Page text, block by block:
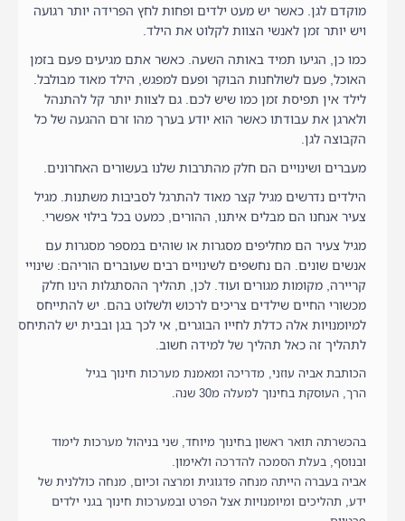
מוקדם לגן. כאשר יש מעט ילדים ופחות לחץ הפרידה יותר רגועה
ויש יותר זמן לאנשי הצוות לקלוט את הילד.
כמו כן, הגיעו תמיד באותה השעה. כאשר אתם מגיעים פעם בזמן
האוכל, פעם לשולחנות הבוקר ופעם למפגש, הילד מאוד מבולבל.
לילד אין תפיסת זמן כמו שיש לכם. גם לצוות יותר קל להתנהל
ולארגן את עבודתו כאשר הוא יודע בערך מהו זרם ההגעה של כל
הקבוצה לגן.
מעברים ושינויים הם חלק מהתרבות שלנו בעשורים האחרונים.
הילדים נדרשים מגיל קצר מאוד להתרגל לסביבות משתנות. מגיל
צעיר אנחנו הם מבלים איתנו, ההורים, כמעט בכל בילוי אפשרי.
מגיל צעיר הם מחליפים מסגרות או שוהים במספר מסגרות עם
אנשים שונים. הם נחשפים לשינויים רבים שעוברים הוריהם: שינויי
קריירה, מקומות מגורים ועוד. לכן, תהליך ההסתגלות הינו חלק
מכשורי החיים שילדים צריכים לרכוש ולשלוט בהם. יש להתייחס
למיומנויות אלה כדלת לחייו הבוגרים, אי לכך בגן ובבית יש להתיחס
לתהליך זה כאל תהליך של למידה חשוב.
הכותבת אביה עוזני, מדריכה ומאמנת מערכות חינוך בגיל
הרך, העוסקת בחינוך למעלה מ30 שנה.
בהכשרתה תואר ראשון בחינוך מיוחד, שני בניהול מערכות לימוד
ובנוסף, בעלת הסמכה להדרכה ולאימון.
אביה בעברה הייתה מנחה פדגוגית ומרצה וכיום, מנחה כוללנית של
ידע, תהליכים ומיומנויות אצל הפרט ובמערכות חינוך בגני ילדים